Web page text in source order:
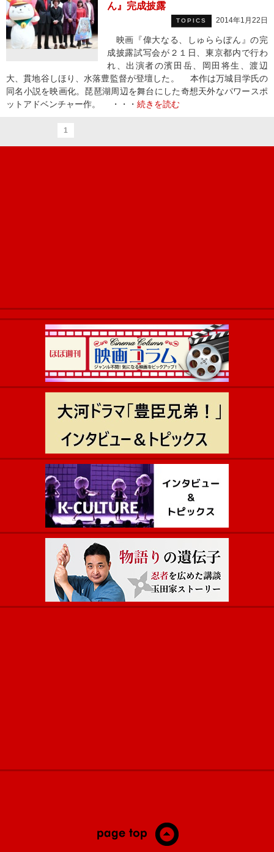
ん』完成披露
TOPICS 2014年1月22日
映画『偉大なる、しゅららぼん』の完
成披露試写会が２１日、東京都内で行わ
れ、出演者の濱田岳、岡田将生、渡辺
大、貫地谷しほり、水落豊監督が登壇した。 本作は万城目学氏の
同名小説を映画化。琵琶湖周辺を舞台にした奇想天外なパワースポ
ットアドベンチャー作。 ・・・ 続きを読む
1